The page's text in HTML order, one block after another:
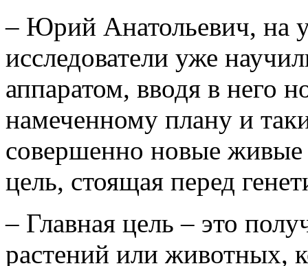
– Юрий Анатольевич, на
исследователи уже
аппаратом, вводя в него
намеченному плану и
совершенно новые живые
цель, стоящая перед
– Главная цель – это
растений или животных,